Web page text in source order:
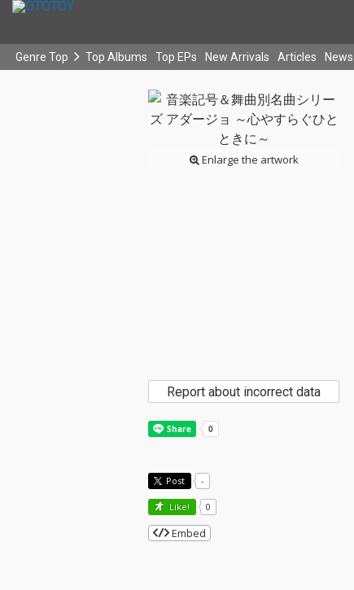
Genre Top Top Albums Top EPs New Arrivals Articles News
Enlarge the artwork
Report about incorrect data
Post -
Like! 0
Embed